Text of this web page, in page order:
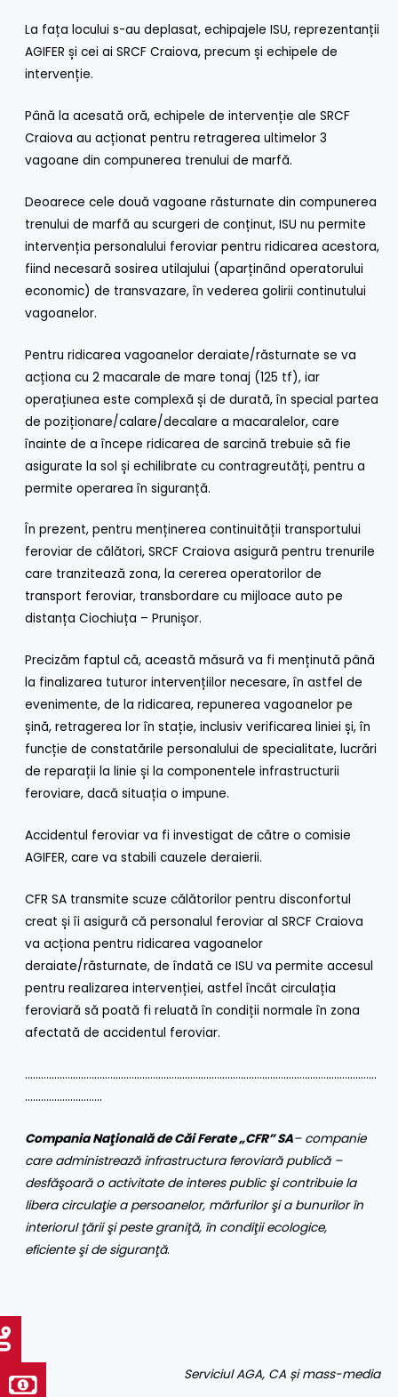
La fața locului s-au deplasat, echipajele ISU, reprezentanții
AGIFER și cei ai SRCF Craiova, precum și echipele de
intervenție.
Până la acesată oră, echipele de intervenție ale SRCF
Craiova au acționat pentru retragerea ultimelor 3
vagoane din compunerea trenului de marfă.
Deoarece cele două vagoane răsturnate din compunerea
trenului de marfă au scurgeri de conținut, ISU nu permite
intervenția personalului feroviar pentru ridicarea acestora,
fiind necesară sosirea utilajului (aparținând operatorului
economic) de transvazare, în vederea golirii continutului
vagoanelor.
Pentru ridicarea vagoanelor deraiate/răsturnate se va
acționa cu 2 macarale de mare tonaj (125 tf), iar
operațiunea este complexă și de durată, în special partea
de poziționare/calare/decalare a macaralelor, care
înainte de a începe ridicarea de sarcină trebuie să fie
asigurate la sol și echilibrate cu contragreutăți, pentru a
permite operarea în siguranță.
În prezent, pentru menținerea continuității transportului
feroviar de călători, SRCF Craiova asigură pentru trenurile
care tranzitează zona, la cererea operatorilor de
transport feroviar, transbordare cu mijloace auto pe
distanța Ciochiuța – Prunișor.
Precizăm faptul că, această măsură va fi menținută până
la finalizarea tuturor intervențiilor necesare, în astfel de
evenimente, de la ridicarea, repunerea vagoanelor pe
șină, retragerea lor în stație, inclusiv verificarea liniei și, în
funcție de constatările personalului de specialitate, lucrări
de reparații la linie și la componentele infrastructurii
feroviare, dacă situația o impune.
Accidentul feroviar va fi investigat de către o comisie
AGIFER, care va stabili cauzele deraierii.
CFR SA transmite scuze călătorilor pentru disconfortul
creat și îi asigură că personalul feroviar al SRCF Craiova
va acționa pentru ridicarea vagoanelor
deraiate/răsturnate, de îndată ce ISU va permite accesul
pentru realizarea intervenției, astfel încât circulația
feroviară să poată fi reluată în condiții normale în zona
afectată de accidentul feroviar.
……………………………………………………………………………………………………………………
………………………..
Compania Naţională de Căi Ferate „CFR” SA– companie
care administrează infrastructura feroviară publică –
desfăşoară o activitate de interes public şi contribuie la
libera circulaţie a persoanelor, mărfurilor şi a bunurilor în
interiorul ţării şi peste graniţă, în condiţii ecologice,
eficiente şi de siguranţă.
Serviciul AGA, CA și mass-media